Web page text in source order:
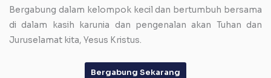
Bergabung dalam kelompok kecil dan bertumbuh bersama
di dalam kasih karunia dan pengenalan akan Tuhan dan
Juruselamat kita, Yesus Kristus.
Bergabung Sekarang